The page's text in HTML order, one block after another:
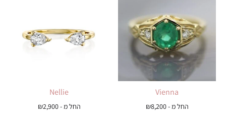
Vienna
החל מ - ₪8,200
Nellie
החל מ - ₪2,900